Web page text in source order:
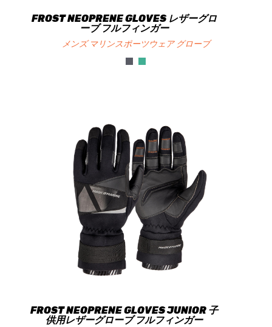
FROST NEOPRENE GLOVES レザーグロ
ーブ フルフィンガー
メンズ マリンスポーツウェア グローブ
FROST NEOPRENE GLOVES JUNIOR 子
供用レザーグローブ フルフィンガー